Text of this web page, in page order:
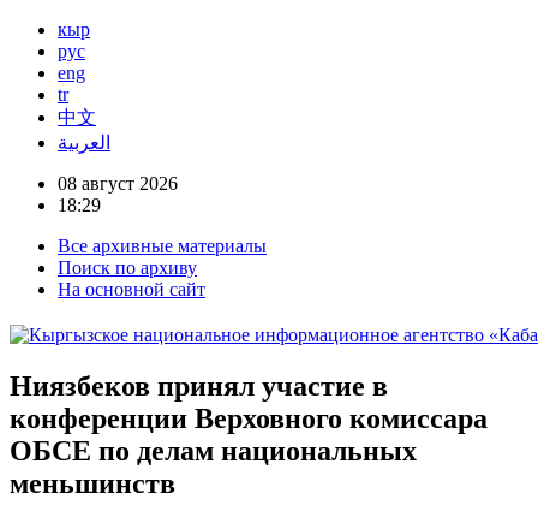
кыр
рус
eng
tr
中文
العربية
08 август 2026
18:29
Все архивные материалы
Поиск по архиву
На основной сайт
Ниязбеков принял участие в
конференции Верховного комиссара
ОБСЕ по делам национальных
меньшинств